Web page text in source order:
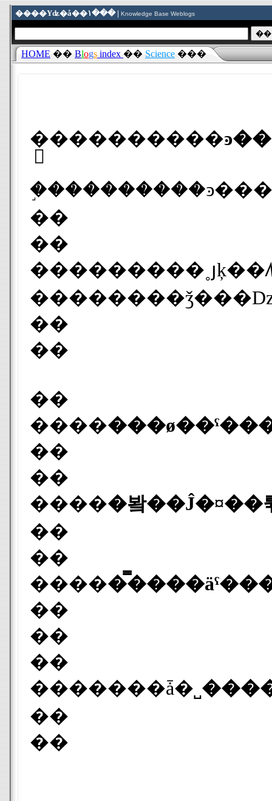
����Υʥ�å��١��� | Knowledge Base Weblogs
HOME �� Blogs index �� Science ���
��
��
��
��
��
����
��
��
�����봨
��
��
����
��
��
��
�������ǡ�
��
��